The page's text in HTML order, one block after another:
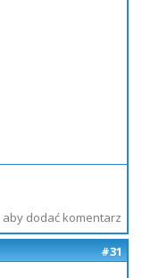
aby dodać komentarz
#31